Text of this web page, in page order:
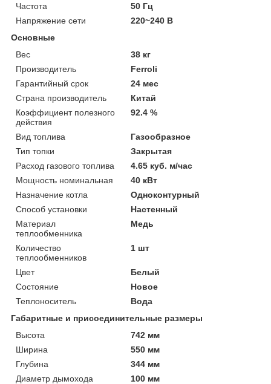
Частота
50 Гц
Напряжение сети
220~240 В
Основные
Вес
38 кг
Производитель
Ferroli
Гарантийный срок
24 мес
Страна производитель
Китай
Коэффициент полезного
действия
92.4 %
Вид топлива
Газообразное
Тип топки
Закрытая
Расход газового топлива
4.65 куб. м/час
Мощность номинальная
40 кВт
Назначение котла
Одноконтурный
Способ установки
Настенный
Материал
теплообменника
Медь
Количество
теплообменников
1 шт
Цвет
Белый
Состояние
Новое
Теплоноситель
Вода
Габаритные и присоединительные размеры
Высота
742 мм
Ширина
550 мм
Глубина
344 мм
Диаметр дымохода
100 мм